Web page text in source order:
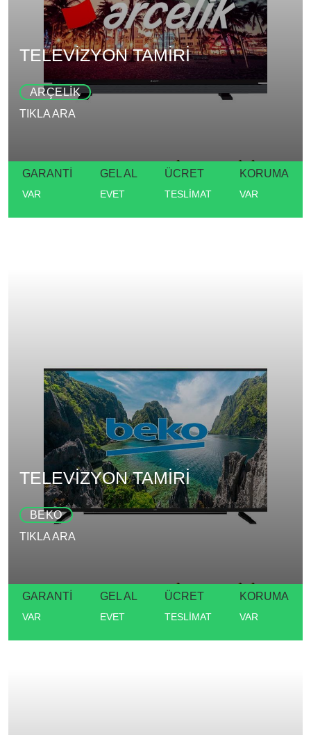
TELEVİZYON TAMİRİ
ARÇELİK
TIKLA ARA
GARANTİ
VAR
GEL AL
EVET
ÜCRET
TESLİMAT
KORUMA
VAR
TELEVİZYON TAMİRİ
BEKO
TIKLA ARA
GARANTİ
VAR
GEL AL
EVET
ÜCRET
TESLİMAT
KORUMA
VAR